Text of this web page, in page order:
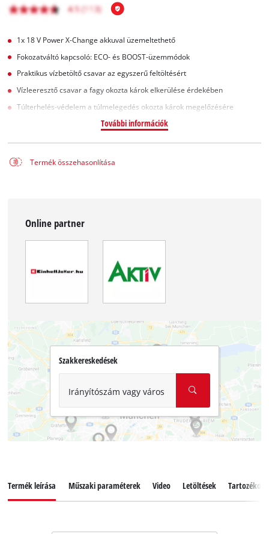
1x 18 V Power X-Change akkuval üzemeltethető
Fokozatváltó kapcsoló: ECO- és BOOST-üzemmódok
Praktikus vízbetöltő csavar az egyszerű feltöltésért
Vízleeresztő csavar a fagy okozta károk elkerülése érdekében
Túlterhelés-védelem a túlmelegedés okozta károk megelőzésére
További információk
Termék összehasonlítása
Online partner
Szakkereskedések
Irányítószám vagy város
Termék leírása Műszaki paraméterek Video Letöltések Tartozékok